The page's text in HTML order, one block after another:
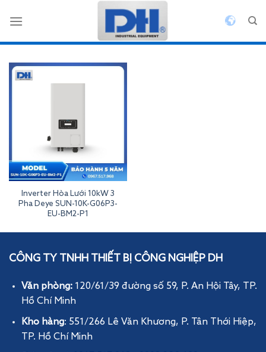
qua
Inverter Hòa Lưới 10kW 3
Pha Deye SUN-10K-G06P3-
EU-BM2-P1
Inverterdeye
CÔNG TY TNHH THIẾT BỊ CÔNG NGHIỆP DH
Văn phòng: 120/61/39 đường số 59, P. An Hội Tây, TP.
Hồ Chí Minh
Kho hàng: 551/266 Lê Văn Khương, P. Tân Thới Hiệp,
TP. Hồ Chí Minh